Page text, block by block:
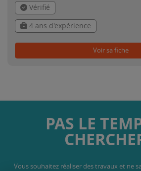
Vérifié
4 ans d'expérience
Voir sa fiche
PAS LE
Vous souhaitez réaliser des travaux et ne